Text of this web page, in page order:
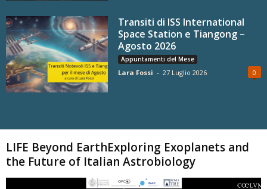
Transiti di ISS International
Space Station e Tiangong –
Agosto 2026
Appuntamenti del Mese
Lara Fossi - 27 Luglio 2026 0
LIFE Beyond EarthExploring Exoplanets and
the Future of Italian Astrobiology